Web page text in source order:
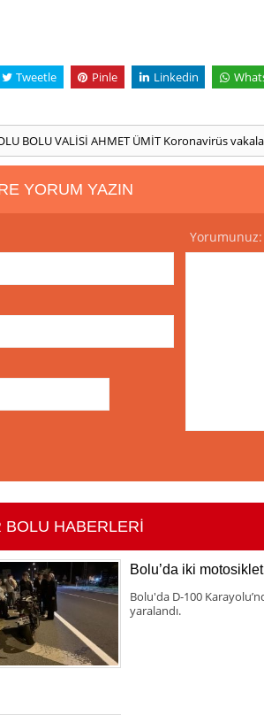
Tweetle Pinle Linkedin
BOLU VALİSİ AHMET ÜMİT Koronavirüs
YORUM YAZIN
Yorumunuz:
HABERLERİ
Bolu’da iki motosiklet
Bolu'da D-100
yaralandı.